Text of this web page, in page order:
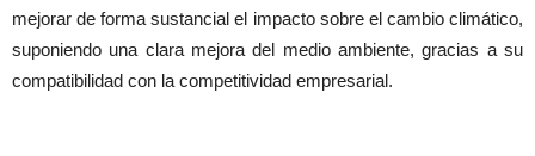
mejorar de forma sustancial el impacto sobre el cambio climático,
suponiendo una clara mejora del medio ambiente, gracias a su
compatibilidad con la competitividad empresarial.